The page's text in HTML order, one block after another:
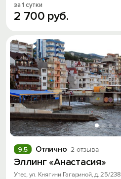
за 1 сутки
2 700 руб.
Отлично 2 отзыва
9.5
Эллинг «Анастасия»
Утес, ул. Княгини Гагариной, д. 25/238